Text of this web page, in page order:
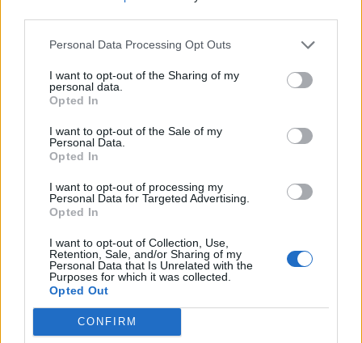
Personal Data Processing Opt Outs
I want to opt-out of the Sharing of my
personal data.
Opted In
I want to opt-out of the Sale of my
Personal Data.
Opted In
I want to opt-out of processing my
Personal Data for Targeted Advertising.
Opted In
I want to opt-out of Collection, Use,
Retention, Sale, and/or Sharing of my
Personal Data that Is Unrelated with the
Purposes for which it was collected.
Opted Out
CONFIRM